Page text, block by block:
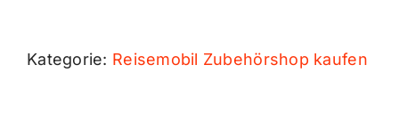
Menge
Kategorie: Reisemobil Zubehörshop kaufen